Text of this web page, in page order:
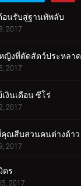
อนรับสู่ฐานทัพลับ
2017
ญิงที่ตัดสัตว์ประหลาด
2017
งินเดือน ซีโร่
2017
คุณสืบสวนคนต่างด้าว
2017
ตร
2017